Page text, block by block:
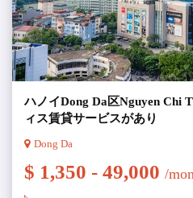
ハノイDong Da区Nguyen Chi
ィス賃貸サービスがあり
Dong Da
$ 1,350 - 49,000 /